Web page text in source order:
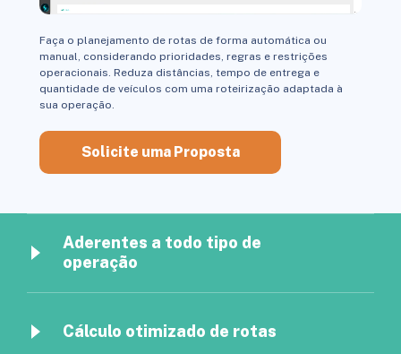
Faça o planejamento de rotas de forma automática ou
manual, considerando prioridades, regras e restrições
operacionais. Reduza distâncias, tempo de entrega e
quantidade de veículos com uma roteirização adaptada à
sua operação.
Solicite uma Proposta
Aderentes a todo tipo de
operação
Cálculo otimizado de rotas